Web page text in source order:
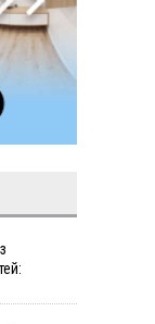
6
та
за